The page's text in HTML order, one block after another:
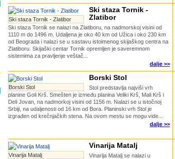
Ski staza Tornik - Zlatibor
Ski staza Tornik -
Zlatibor
Ski staza Tornik se nalazi na Zlatiboru, na nadmorskoj visini od
1110 m do 1496 m. Udaljena je oko 40 km od Užica i oko 230 km
od Beograda i nalazi se u sastavu istoimenog skijaškog centra na
Zlatiboru. Skijaški centar Tornik opremljen je saveremnom
sistemima za pravljenje veštač...
dalje >>
Borski Stol
Borski Stol
Stol predstavlja najviši vrh
planine Goli Krš. Smešten je između planina Veliki Krš, Mali Krš i
Deli Jovan, na nadmorkoj visini od 1156 m. Nalazi se u istočnoj
Srbiji, na udaljenosti od 16 km od Bora. Planinski vrh Stol je
izgrađen od krečnjačkih stena. Na ovom mestu se mogu vide...
dalje >>
Vinarija Matalj
Vinarija Matalj
Vinarija Matalj se nalazi u